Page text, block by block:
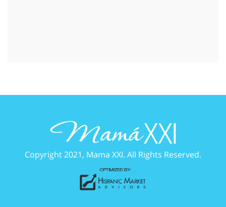
Copyright 2021, Mama XXI. All Rights Reserved.